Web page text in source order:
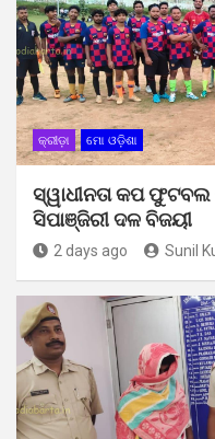
କ୍ରୀଡ଼ା ମୋ ଓଡ଼ିଶା
ସ୍ୱାଧୀନତା କପ
ସିପାଞ୍ଜିରୀ ଦଳ ବିଜୟୀ
2 days ago Sunil